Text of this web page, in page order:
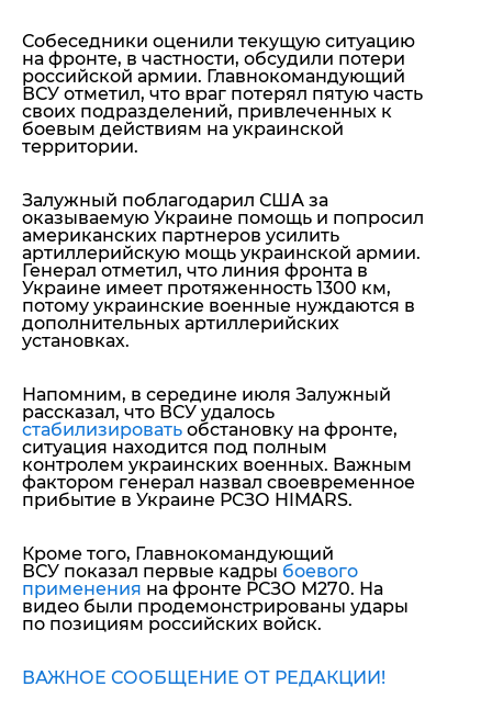
Собеседники оценили текущую ситуацию
на фронте, в частности, обсудили потери
российской армии. Главнокомандующий
ВСУ отметил, что враг потерял пятую часть
своих подразделений, привлеченных к
боевым действиям на украинской
территории.
Залужный поблагодарил США за
оказываемую Украине помощь и попросил
американских партнеров усилить
артиллерийскую мощь украинской армии.
Генерал отметил, что линия фронта в
Украине имеет протяженность 1300 км,
потому украинские военные нуждаются в
дополнительных артиллерийских
установках.
Напомним, в середине июля Залужный
рассказал, что ВСУ удалось
стабилизировать обстановку на фронте,
ситуация находится под полным
контролем украинских военных. Важным
фактором генерал назвал своевременное
прибытие в Украине РСЗО HIMARS.
Кроме того, Главнокомандующий
ВСУ показал первые кадры боевого
применения на фронте РСЗО М270. На
видео были продемонстрированы удары
по позициям российских войск.
ВАЖНОЕ СООБЩЕНИЕ ОТ РЕДАКЦИИ!